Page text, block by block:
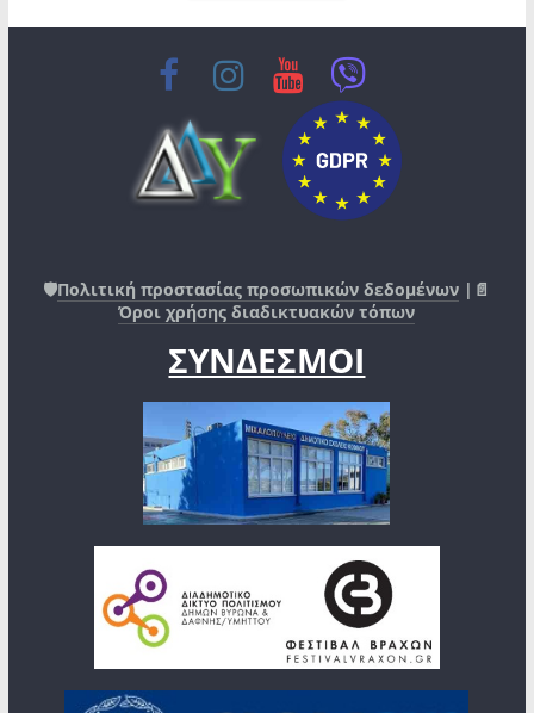
🛡️Πολιτική προστασίας προσωπικών δεδομένων |📄
Όροι χρήσης διαδικτυακών τόπων
ΣΥΝΔΕΣΜΟΙ